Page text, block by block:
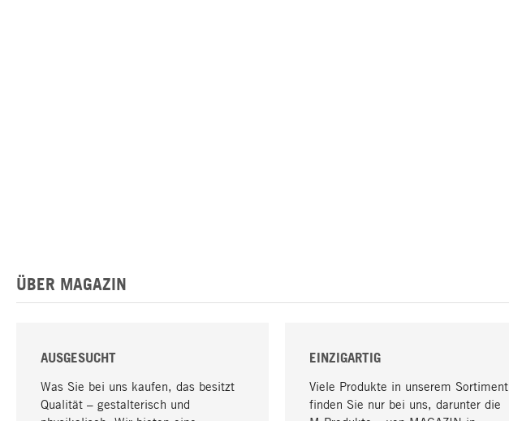
ÜBER MAGAZIN
AUSGESUCHT
Was Sie bei uns kaufen, das besitzt
Qualität – gestalterisch und
EINZIGARTIG
Viele Produkte in unserem Sortiment
finden Sie nur bei uns, darunter die